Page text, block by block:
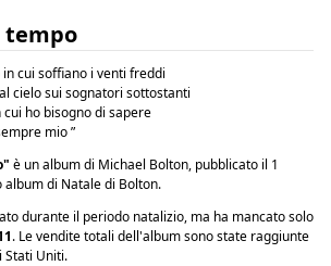
tempo
cui soffiano i venti freddi
cielo sui sognatori sottostanti
ho bisogno di sapere
mio ”
è un album di Michael Bolton, pubblicato il 1
di Natale di Bolton.
durante il periodo natalizio, ma ha mancato solo
. Le vendite totali dell'album sono state raggiunte
Stati Uniti.